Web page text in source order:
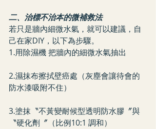
二、治標不治本的微補救法
若只是牆內細微水氣，就可以建議，自
己在家DIY，以下為步驟。
1.用除濕機 把牆內的細微水氣抽出
2.濕抹布擦拭壁癌處（灰塵會讓待會的
防水漆吸附不住）
3.塗抹〝不黃變耐候型透明防水膠〞與
〝硬化劑〞（比例10:1 調和）